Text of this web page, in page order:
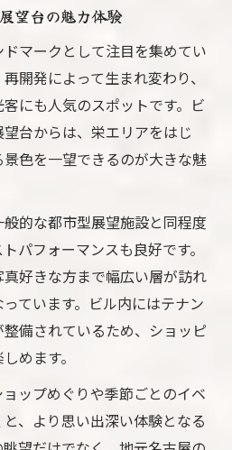
る名古屋観光充実プラン
適な中日ビル巡りの流れ
活用した名古屋観光プラン
喫する中日ビルの歩き方
光スポットを効率的に巡る
した中日ビル満喫法
立つ中日ビルフロアマップ
使った名古屋観光の回り方
観光！中日ビルフロアマッ
率UPフロアマップ活用テク
望台の魅力体験
マークとして注目を集めてい
開発によって生まれ変わり、
にも人気のスポットです。ビ
台からは、栄エリアをはじ
色を一望できるのが大きな魅
的な都市型展望施設と同程度
パフォーマンスも良好です。
好きな方まで幅広い層が訪れ
ています。ビル内にはテナン
備されているため、ショッピ
めます。
ップめぐりや季節ごとのイベ
、より思い出深い体験となる